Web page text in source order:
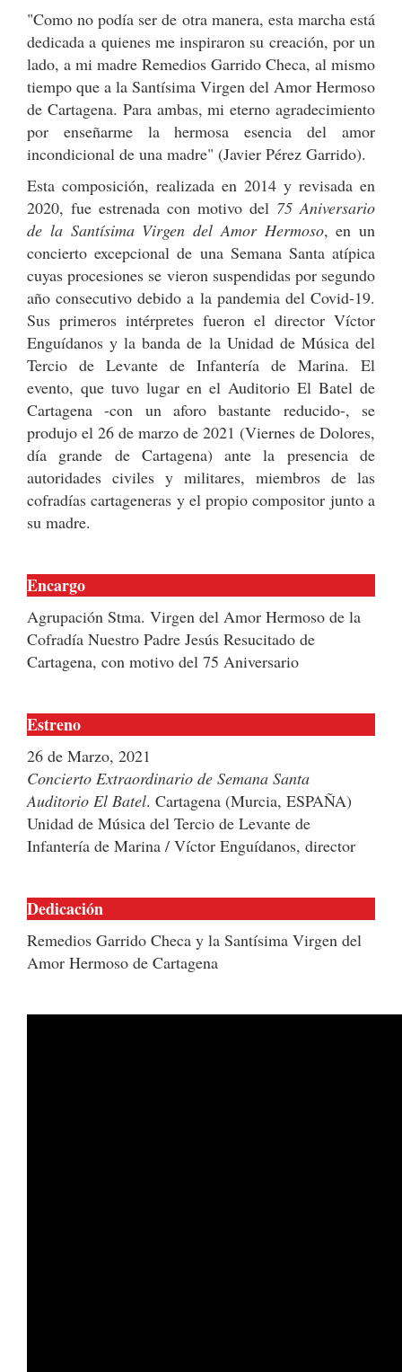
"Como no podía ser de otra manera, esta marcha está
dedicada a quienes me inspiraron su creación, por un
lado, a mi madre Remedios Garrido Checa, al mismo
tiempo que a la Santísima Virgen del Amor Hermoso
de Cartagena. Para ambas, mi eterno agradecimiento
por enseñarme la hermosa esencia del amor
incondicional de una madre" (Javier Pérez Garrido).
Esta composición, realizada en 2014 y revisada en
2020, fue estrenada con motivo del 75 Aniversario
de la Santísima Virgen del Amor Hermoso, en un
concierto excepcional de una Semana Santa atípica
cuyas procesiones se vieron suspendidas por segundo
año consecutivo debido a la pandemia del Covid-19.
Sus primeros intérpretes fueron el director Víctor
Enguídanos y la banda de la Unidad de Música del
Tercio de Levante de Infantería de Marina. El
evento, que tuvo lugar en el Auditorio El Batel de
Cartagena -con un aforo bastante reducido-, se
produjo el 26 de marzo de 2021 (Viernes de Dolores,
día grande de Cartagena) ante la presencia de
autoridades civiles y militares, miembros de las
cofradías cartageneras y el propio compositor junto a
su madre.
Encargo
Agrupación Stma. Virgen del Amor Hermoso de la
Cofradía Nuestro Padre Jesús Resucitado de
Cartagena, con motivo del 75 Aniversario
Estreno
26 de Marzo, 2021
Concierto Extraordinario de Semana Santa
Auditorio El Batel. Cartagena (Murcia, ESPAÑA)
Unidad de Música del Tercio de Levante de
Infantería de Marina / Víctor Enguídanos, director
Dedicación
Remedios Garrido Checa y la Santísima Virgen del
Amor Hermoso de Cartagena